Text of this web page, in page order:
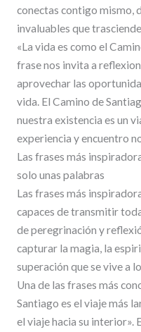
conectas contigo mismo,
invaluables que
«La vida es como el
frase nos invita a
aprovechar las
vida. El Camino de
nuestra existencia es un
experiencia y encuentro
Las frases más
solo unas palabras
Las frases más
capaces de transmitir
de peregrinación y
capturar la magia, la
superación que se vive a
Una de las frases más
Santiago es el viaje más
el viaje hacia su interior».